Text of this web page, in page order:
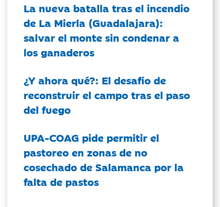
La nueva batalla tras el incendio
de La Mierla (Guadalajara):
salvar el monte sin condenar a
los ganaderos
¿Y ahora qué?: El desafío de
reconstruir el campo tras el paso
del fuego
UPA-COAG pide permitir el
pastoreo en zonas de no
cosechado de Salamanca por la
falta de pastos